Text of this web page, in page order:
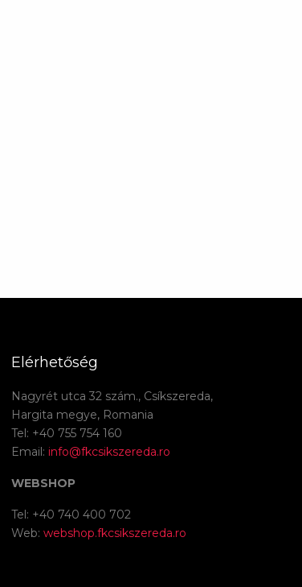
Elérhetőség
Nagyrét utca 32 szám., Csíkszereda,
Hargita megye, Romania
Tel: +40 755 754 160
Email: info@fkcsikszereda.ro
WEBSHOP
Tel: +40 740 400 702
Web: webshop.fkcsikszereda.ro